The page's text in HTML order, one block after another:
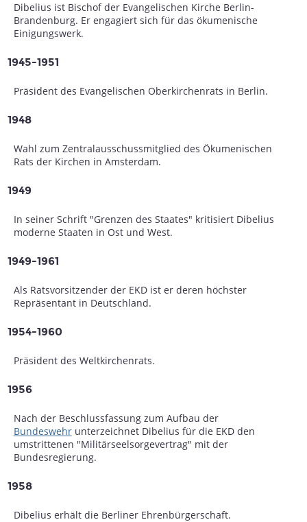
Dibelius ist Bischof der Evangelischen Kirche Berlin-
Brandenburg. Er engagiert sich für das ökumenische
Einigungswerk.
1945-1951
Präsident des Evangelischen Oberkirchenrats in Berlin.
1948
Wahl zum Zentralausschussmitglied des Ökumenischen
Rats der Kirchen in Amsterdam.
1949
In seiner Schrift "Grenzen des Staates" kritisiert Dibelius
moderne Staaten in Ost und West.
1949-1961
Als Ratsvorsitzender der EKD ist er deren höchster
Repräsentant in Deutschland.
1954-1960
Präsident des Weltkirchenrats.
1956
Nach der Beschlussfassung zum Aufbau der
Bundeswehrunterzeichnet Dibelius für die EKD den
umstrittenen "Militärseelsorgevertrag" mit der
Bundesregierung.
1958
Dibelius erhält die Berliner Ehrenbürgerschaft.